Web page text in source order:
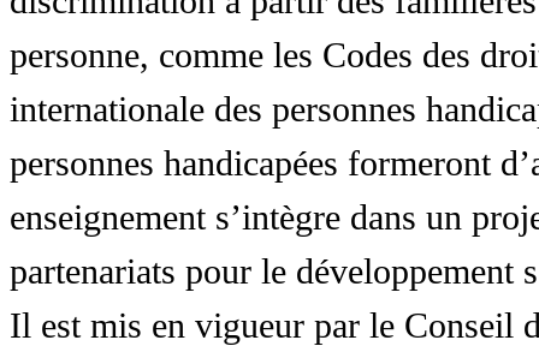
personne, comme les Codes des
internationale des personnes
personnes handicapées formeront
enseignement s’intègre dans un
partenariats pour le développement
Il est mis en vigueur par le Conseil